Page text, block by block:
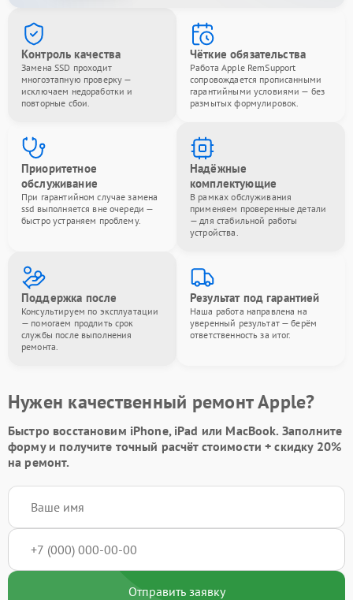
Контроль качества
Замена SSD проходит
многоэтапную проверку —
исключаем недоработки и
повторные сбои.
Чёткие обязательства
Работа Apple RemSupport
сопровождается прописанными
гарантийными условиями — без
размытых формулировок.
Приоритетное
обслуживание
При гарантийном случае замена
ssd выполняется вне очереди —
быстро устраняем проблему.
Надёжные
комплектующие
В рамках обслуживания
применяем проверенные детали
— для стабильной работы
устройства.
Поддержка после
Консультируем по эксплуатации
— помогаем продлить срок
службы после выполнения
ремонта.
Результат под гарантией
Наша работа направлена на
уверенный результат — берём
ответственность за итог.
Нужен качественный ремонт Apple?
Быстро восстановим iPhone, iPad или MacBook. Заполните
формуи получите точный расчёт стоимости +скидку 20%
на ремонт.
Отправить заявку